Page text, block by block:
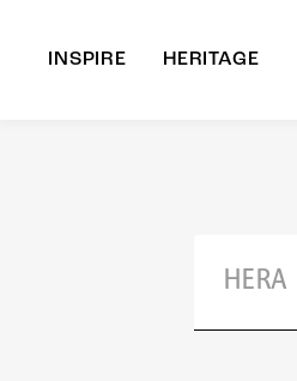
INSPIRE HERITAGE